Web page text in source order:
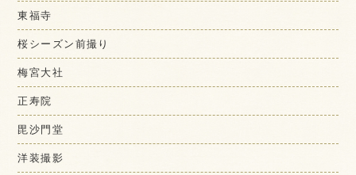
東福寺
桜シーズン前撮り
梅宮大社
正寿院
毘沙門堂
洋装撮影